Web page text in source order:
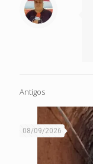
Antigos
08/09/2026